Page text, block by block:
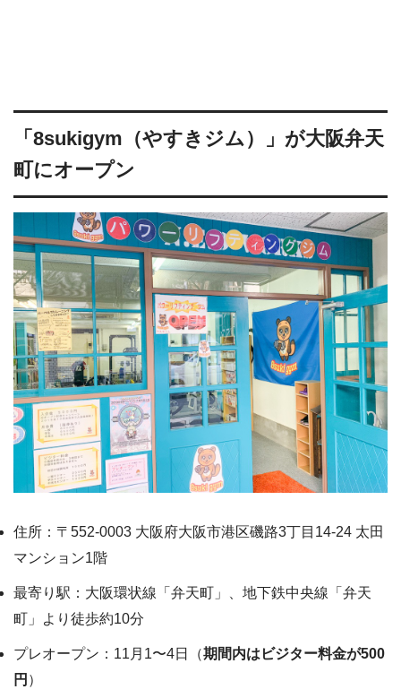
「8sukigym（やすきジム）」が大阪弁天
町にオープン
住所：〒552-0003 大阪府大阪市港区磯路3丁目14-24 太田
マンション1階
最寄り駅：大阪環状線「弁天町」、地下鉄中央線「弁天
町」より徒歩約10分
プレオープン：11月1〜4日（期間内はビジター料金が500
円 ）